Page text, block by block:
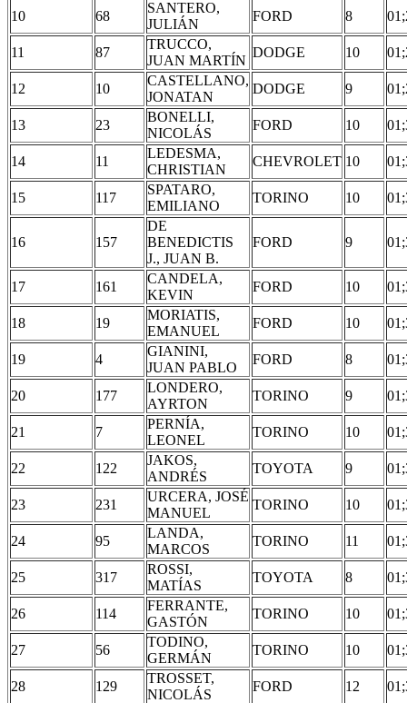
10 68
SANTERO,
JULIÁN
FORD 8
11 87
TRUCCO,
JUAN MARTÍN
DODGE 10
12 10
CASTELLANO,
JONATAN
DODGE 9
13 23
BONELLI,
NICOLÁS
FORD 10
14 11
LEDESMA,
CHRISTIAN
CHEVROLET 10
15 117
SPATARO,
EMILIANO
TORINO 10
16 157
DE
BENEDICTIS
J., JUAN B.
FORD 9
17 161
CANDELA,
KEVIN
FORD 10
18 19
MORIATIS,
EMANUEL
FORD 10
19 4
GIANINI,
JUAN PABLO
FORD 8
20 177
LONDERO,
AYRTON
TORINO 9
21 7
PERNÍA,
LEONEL
TORINO 10
22 122
JAKOS,
ANDRÉS
TOYOTA 9
23 231
URCERA, JOSÉ
MANUEL
TORINO 10
24 95
LANDA,
MARCOS
TORINO 11
25 317
ROSSI,
MATÍAS
TOYOTA 8
26 114
FERRANTE,
GASTÓN
TORINO 10
27 56
TODINO,
GERMÁN
TORINO 10
28 129
TROSSET,
NICOLÁS
FORD 12